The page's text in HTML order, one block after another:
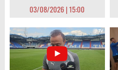
03/08/2026 | 15:00